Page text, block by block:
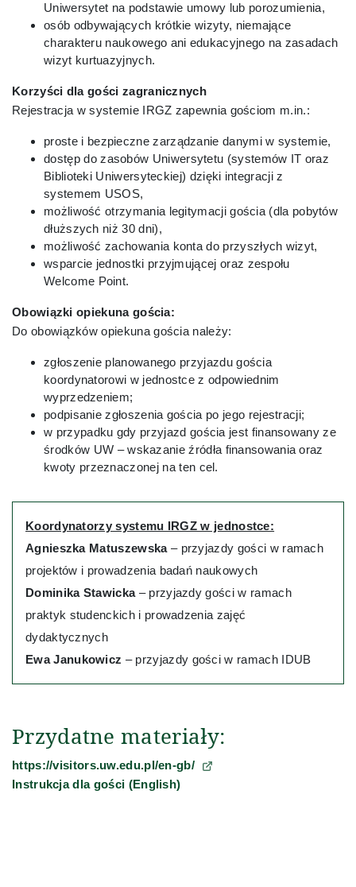
Uniwersytet na podstawie umowy lub porozumienia,
osób odbywających krótkie wizyty, niemające
charakteru naukowego ani edukacyjnego na zasadach
wizyt kurtuazyjnych.
Korzyści dla gości zagranicznych
Rejestracja w systemie IRGZ zapewnia gościom m.in.:
proste i bezpieczne zarządzanie danymi w systemie,
dostęp do zasobów Uniwersytetu (systemów IT oraz
Biblioteki Uniwersyteckiej) dzięki integracji z
systemem USOS,
możliwość otrzymania legitymacji gościa (dla pobytów
dłuższych niż 30 dni),
możliwość zachowania konta do przyszłych wizyt,
wsparcie jednostki przyjmującej oraz zespołu
Welcome Point.
Obowiązki opiekuna gościa:
Do obowiązków opiekuna gościa należy:
zgłoszenie planowanego przyjazdu gościa
koordynatorowi w jednostce z odpowiednim
wyprzedzeniem;
podpisanie zgłoszenia gościa po jego rejestracji;
w przypadku gdy przyjazd gościa jest finansowany ze
środków UW – wskazanie źródła finansowania oraz
kwoty przeznaczonej na ten cel.
Koordynatorzy systemu IRGZ w jednostce:
Agnieszka Matuszewska– przyjazdy gości w ramach
projektów i prowadzenia badań naukowych
Dominika Stawicka– przyjazdy gości w ramach
praktyk studenckich i prowadzenia zajęć
dydaktycznych
Ewa Janukowicz – przyjazdy gości w ramach IDUB
Przydatne materiały:
https://visitors.uw.edu.pl/en-gb/(otwiera się w nowej karcie)
Instrukcja dla gości (English)